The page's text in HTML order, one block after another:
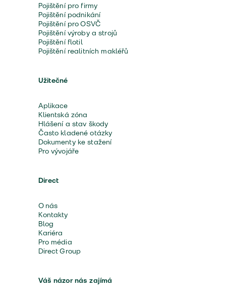
Pojištění pro firmy
Pojištění podnikání
Pojištění pro OSVČ
Pojištění výroby a strojů
Pojištění flotil
Pojištění realitních makléřů
Užitečné
Aplikace
Klientská zóna
Hlášení a stav škody
Často kladené otázky
Dokumenty ke stažení
Pro vývojáře
Direct
O nás
Kontakty
Blog
Kariéra
Pro média
Direct Group
Váš názor nás zajímá